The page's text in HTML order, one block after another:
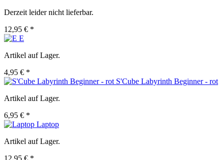
Derzeit leider nicht lieferbar.
12,95 € *
E
Artikel auf Lager.
4,95 € *
S'Cube Labyrinth Beginner - rot
Artikel auf Lager.
6,95 € *
Laptop
Artikel auf Lager.